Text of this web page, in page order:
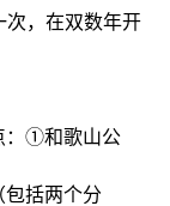
次，在双数年开
：①和歌山公
包括两个分